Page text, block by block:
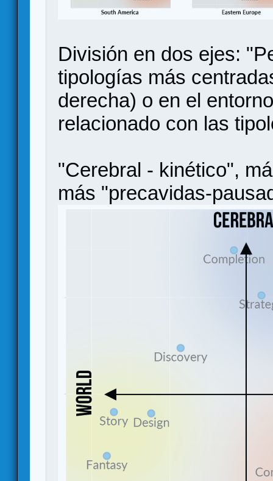
División en dos ejes:
tipologías más
derecha) o en el
relacionado con las
"Cerebral - kinético",
más "precavidas-